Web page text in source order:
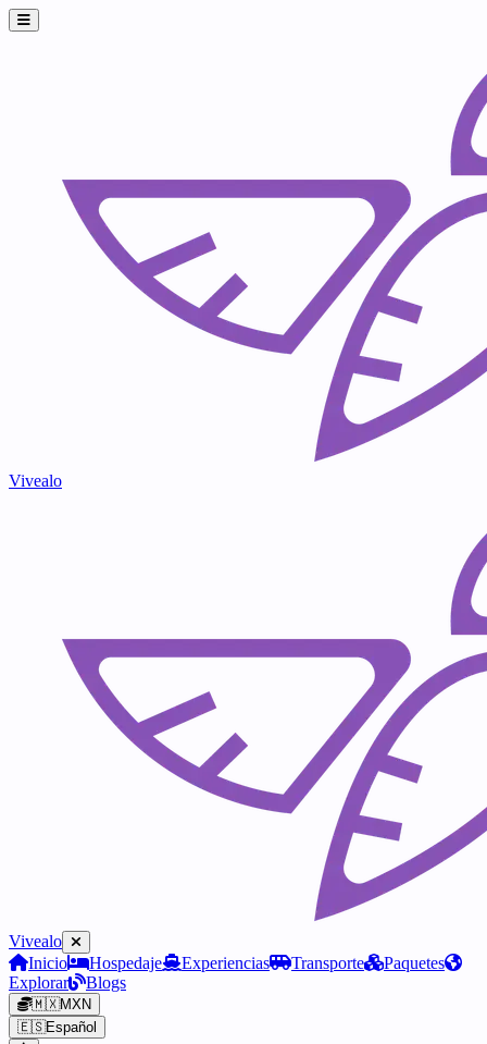
Vivealo
Vivealo
Inicio
Hospedaje Experiencias Transporte
Paquetes
Explorar
Blogs
🇲🇽MXN
🇪🇸Español